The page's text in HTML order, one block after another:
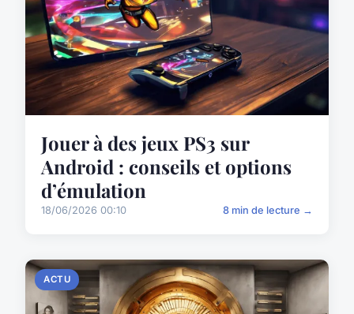
Jouer à des jeux PS3 sur
Android : conseils et options
d’émulation
18/06/2026 00:10 8 min de lecture →
ACTU